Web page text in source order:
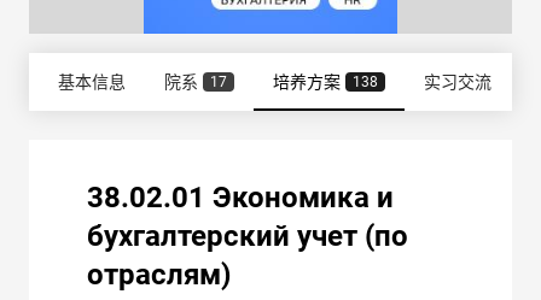
基本信息 院系 17 培养方案 138 实习交流
38.02.01 Экономика и
бухгалтерский учет (по
отраслям)